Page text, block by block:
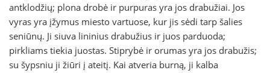
antklodžių; plona drobė ir purpuras yra jos drabužiai. Jos
vyras yra įžymus miesto vartuose, kur jis sėdi tarp šalies
seniūnų. Ji siuva lininius drabužius ir juos parduoda;
pirkliams tiekia juostas. Stiprybė ir orumas yra jos drabužis;
su šypsniu ji žiūri į ateitį. Kai atveria burną, ji kalba